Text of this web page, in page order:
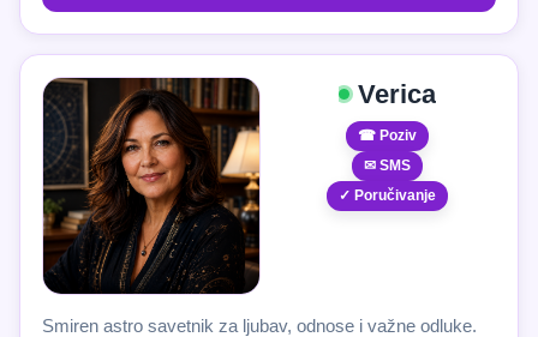
Verica
☎ Poziv
✉ SMS
✓ Poručivanje
Smiren astro savetnik za ljubav, odnose i važne odluke.